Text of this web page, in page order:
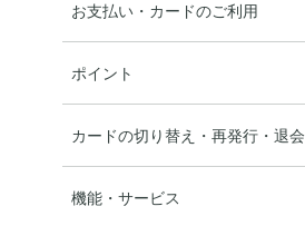
お支払い・カードのご利用
ポイント
カードの切り替え・再発行・退会
機能・サービス